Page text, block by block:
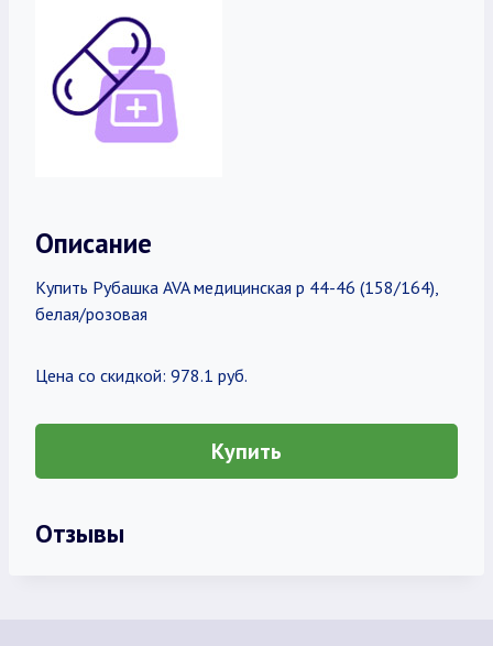
Описание
Купить Рубашка AVA медицинская р 44-46 (158/164),
белая/розовая
Цена со скидкой: 978.1 руб.
Купить
Отзывы